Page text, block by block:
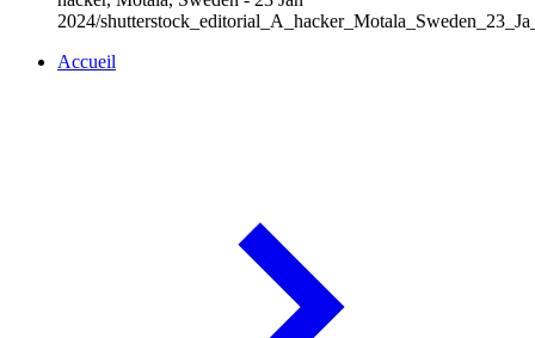
2024/
Accueil